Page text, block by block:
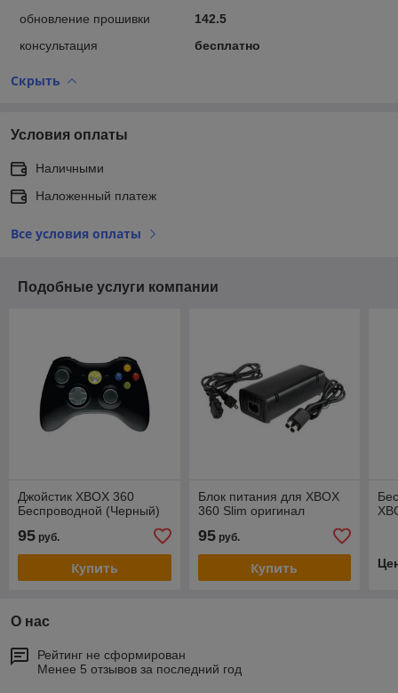
обновление прошивки
142.5
консультация
бесплатно
Скрыть
Условия оплаты
Наличными
Наложенный платеж
Все условия оплаты
Подобные услуги компании
Джойстик XBOX 360
Беспроводной (Черный)
95 руб.
Купить
Блок питания для XBOX
360 Slim оригинал
95руб.
Купить
О нас
Рейтинг не сформирован
Менее 5 отзывов за последний год